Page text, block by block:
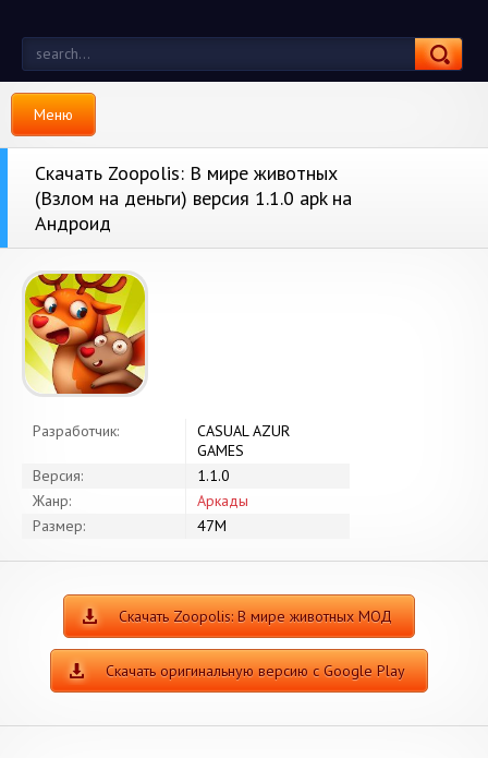
Меню
Скачать Zoopolis: В мире животных
(Взлом на деньги) версия 1.1.0 apk на
Андроид
Разработчик:
CASUAL AZUR
GAMES
Версия:
1.1.0
Жанр:
Аркады
Размер:
47M
Скачать Zoopolis: В мире животных МОД
Скачать оригинальную версию с Google Play